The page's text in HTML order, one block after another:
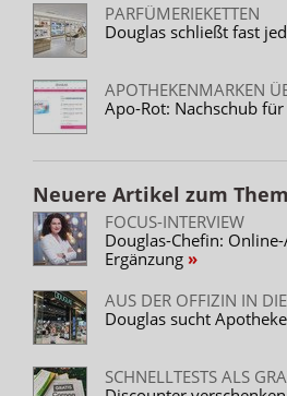
PARFÜMERIEKETTEN
Douglas schließt fast
APOTHEKENMARKEN
Apo-Rot: Nachschub
Neuere Artikel zum
FOCUS-INTERVIEW
Douglas-Chefin:
Ergänzung
AUS DER OFFIZIN IN
Douglas sucht
SCHNELLTESTS ALS